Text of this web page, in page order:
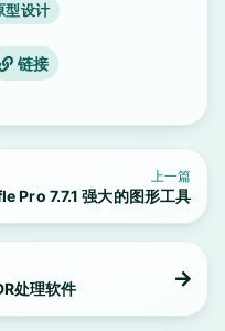
型设计
链接
上一篇
Pro 7.7.1 强大的图形工具
处理软件